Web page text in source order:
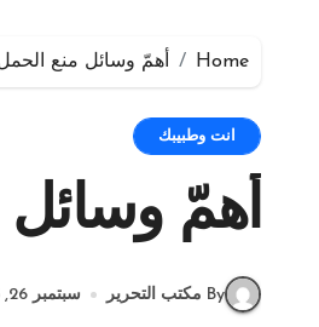
Home أهمّ وسائل منع
انت وطبيبك
أهمّ
By مكتب التحرير سبتمبر 26, 2013